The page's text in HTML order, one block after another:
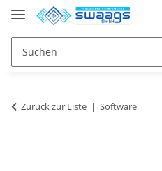
Zurück zur Liste Software